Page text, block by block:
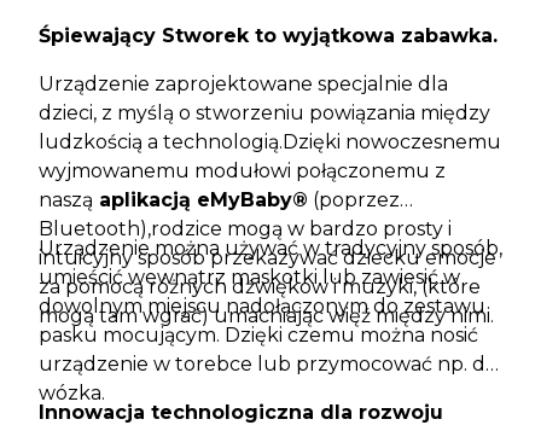
Śpiewający Stworek to wyjątkowa zabawka.
Urządzenie zaprojektowane specjalnie dla
dzieci, z myślą o stworzeniu powiązania między
ludzkością a technologią.Dzięki nowoczesnemu
wyjmowanemu modułowi połączonemu z
naszą aplikacją eMyBaby® (poprzez
Bluetooth),rodzice mogą w bardzo prosty i
intuicyjny sposób przekazywać dziecku emocje
za pomocą różnych dźwięków i muzyki, (które
mogą tam wgrać) umacniając więź między nimi.
Urządzenie można używać w tradycyjny sposób,
umieścić wewnątrz maskotki lub zawiesić w
dowolnym miejscu nadołączonym do zestawu
pasku mocującym. Dzięki czemu można nosić
urządzenie w torebce lub przymocować np. do
wózka.
Innowacja technologiczna dla rozwoju